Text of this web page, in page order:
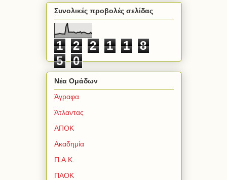
Συνολικές προβολές σελίδας
1 2 2 1 1
8
5
0
Νέα Ομάδων
Άγραφα
Άτλαντας
ΑΠΟΚ
Ακαδημία
Π.Α.Κ.
ΠΑΟΚ